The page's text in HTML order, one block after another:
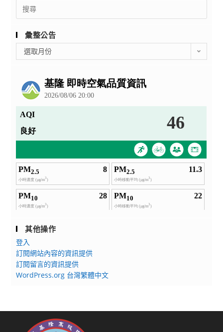
Search
for:
彙整公告
整
選取月份
其他操作
登入
訂閱網站內容的資訊提供
訂閱留言的資訊提供
WordPress.org 台灣繁體中文